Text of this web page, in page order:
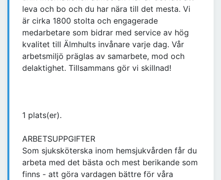
leva och bo och du har nära till det mesta. Vi
är cirka 1800 stolta och engagerade
medarbetare som bidrar med service av hög
kvalitet till Älmhults invånare varje dag. Vår
arbetsmiljö präglas av samarbete, mod och
delaktighet. Tillsammans gör vi skillnad!
1 plats(er).
ARBETSUPPGIFTER
Som sjuksköterska inom hemsjukvården får du
arbeta med det bästa och mest berikande som
finns - att göra vardagen bättre för våra